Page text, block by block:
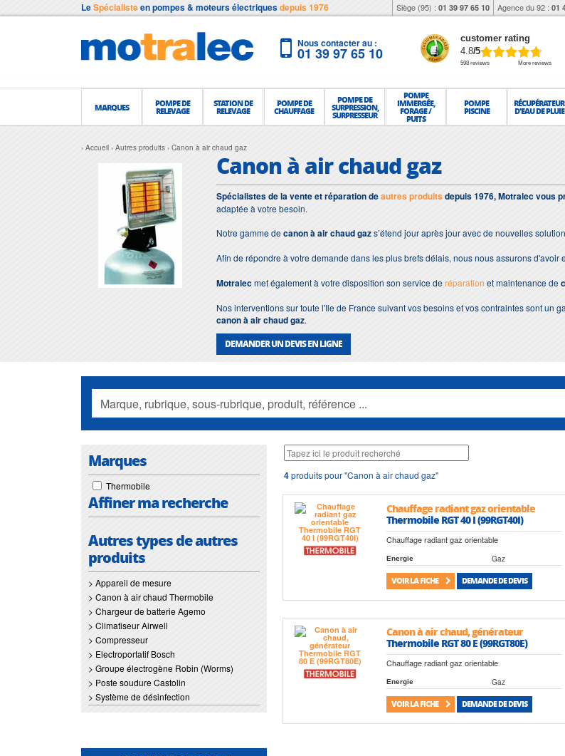
LeSpécialisteen pompes & moteurs électriquesdepuis 1976 Siège (95) : 01 39 97 65 10 Agence du 92 : 01
Nous contacter au :
01 39 97 65 10
customer rating
4.8/5
598 reviews More reviews
MARQUES POMPE DE
RELEVAGE
STATION DE
RELEVAGE
POMPE DE
CHAUFFAGE
POMPE DE
SURPRESSION,
SURPRESSEUR
POMPE
IMMERGÉE,
FORAGE /
PUITS
POMPE
PISCINE
RÉCUPÉRATEUR
D'EAU DE PLUIE
Accueil Autres produits Canon à air chaud gaz
Canon à air chaud gaz
Spécialistes de la vente et réparation deautres produitsdepuis 1976, Motralec vous
adaptée à votre besoin.
Notre gamme decanon à air chaud gazs’étend jour après jour avec de nouvelles
Afin de répondre à votre demande dans les plus brefs délais, nous nous assurons d'avoir
Motralecmet également à votre disposition son service deréparation et maintenance de
Nos interventions sur toute l'Ile de France suivant vos besoins et vos contraintes sont
canon à air chaud gaz.
DEMANDER UN DEVIS EN LIGNE
Marques
Thermobile
Affiner ma recherche
Autres types de autres
produits
> Appareil de mesure
> Canon à air chaud Thermobile
> Chargeur de batterie Agemo
> Climatiseur Airwell
> Compresseur
> Electroportatif Bosch
> Groupe électrogène Robin (Worms)
> Poste soudure Castolin
> Système de désinfection
4produits pour "Canon à air chaud gaz"
Chauffage radiant gaz orientable
Thermobile RGT 40 I (99RGT40I)
Chauffage radiant gaz orientable
Energie Gaz
VOIR LA FICHE DEMANDE DE DEVIS
Canon à air chaud, générateur
Thermobile RGT 80 E (99RGT80E)
Chauffage radiant gaz orientable
Energie Gaz
VOIR LA FICHE DEMANDE DE DEVIS